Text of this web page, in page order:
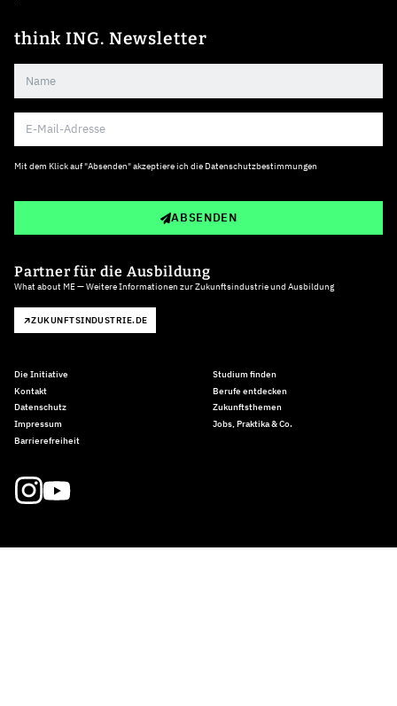
think ING. Newsletter
Mit dem Klick auf "Absenden" akzeptiere ich die Datenschutzbestimmungen
ABSENDEN
Partner für die Ausbildung
What about ME — Weitere Informationen zur Zukunftsindustrie und Ausbildung
ZUKUNFTSINDUSTRIE.DE
Die Initiative
Kontakt
Datenschutz
Impressum
Barrierefreiheit
Studium finden
Berufe entdecken
Zukunftsthemen
Jobs, Praktika & Co.